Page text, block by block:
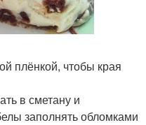
плёнкой, чтобы края
в сметану и
заполнять обломками